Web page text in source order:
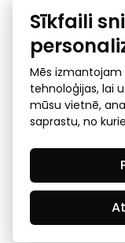
Ombuds
Privātuma
© 2026 Latvijas
Sīkfaili
Mēs izmantojam
tehnoloģijas, lai
mūsu vietnē,
saprastu, no